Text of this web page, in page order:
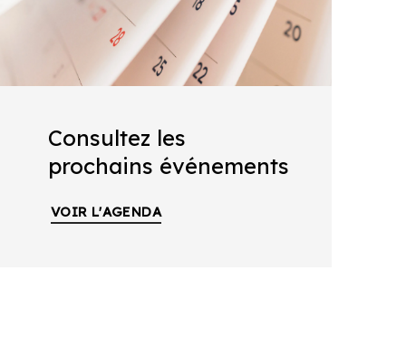
Consultez les
prochains événements
VOIR L'AGENDA